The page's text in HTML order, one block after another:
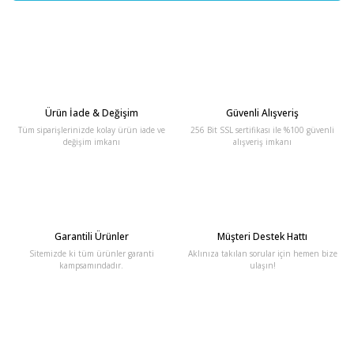
Ürün İade & Değişim
Tüm siparişlerinizde kolay ürün iade ve
değişim imkanı
Güvenli Alışveriş
256 Bit SSL sertifikası ile %100 güvenli
alışveriş imkanı
Garantili Ürünler
Sitemizde ki tüm ürünler garanti
kampsamındadır.
Müşteri Destek Hattı
Aklınıza takılan sorular için hemen bize
ulaşın!